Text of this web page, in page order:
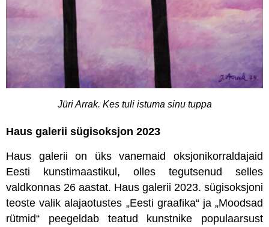
Jüri Arrak. Kes tuli istuma sinu tuppa
Haus galerii sügisoksjon 2023
Haus galerii on üks vanemaid oksjonikorraldajaid
Eesti kunstimaastikul, olles tegutsenud selles
valdkonnas 26 aastat. Haus galerii 2023. sügisoksjoni
teoste valik alajaotustes „Eesti graafika“ ja „Moodsad
rütmid“ peegeldab teatud kunstnike populaarsust